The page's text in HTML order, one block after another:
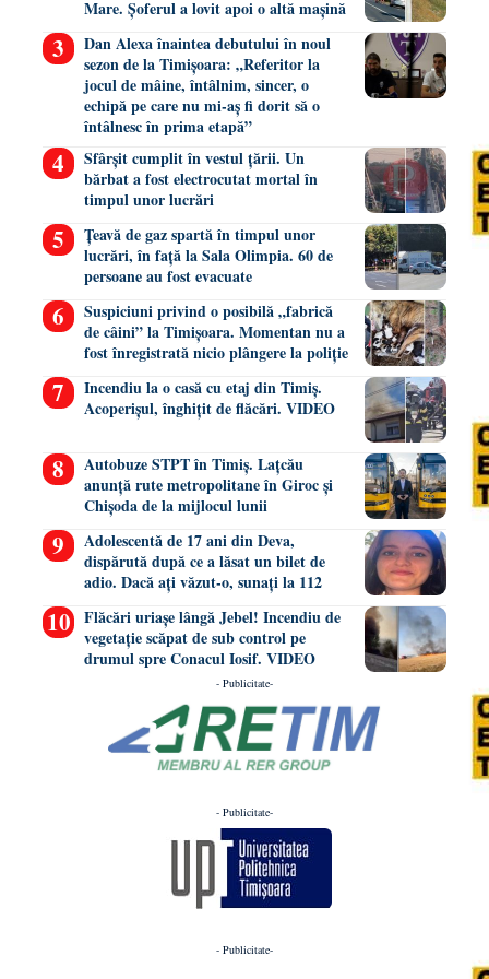
Mare. Șoferul a lovit apoi o altă mașină
Dan Alexa înaintea debutului în noul
sezon de la Timișoara: „Referitor la
jocul de mâine, întâlnim, sincer, o
echipă pe care nu mi-aș fi dorit să o
întâlnesc în prima etapă”
Sfârșit cumplit în vestul țării. Un
bărbat a fost electrocutat mortal în
timpul unor lucrări
Țeavă de gaz spartă în timpul unor
lucrări, în față la Sala Olimpia. 60 de
persoane au fost evacuate
Suspiciuni privind o posibilă „fabrică
de câini” la Timișoara. Momentan nu a
fost înregistrată nicio plângere la poliție
Incendiu la o casă cu etaj din Timiș.
Acoperișul, înghițit de flăcări. VIDEO
Autobuze STPT în Timiș. Lațcău
anunță rute metropolitane în Giroc și
Chișoda de la mijlocul lunii
Adolescentă de 17 ani din Deva,
dispărută după ce a lăsat un bilet de
adio. Dacă ați văzut-o, sunați la 112
Flăcări uriașe lângă Jebel! Incendiu de
vegetație scăpat de sub control pe
drumul spre Conacul Iosif. VIDEO
- Publicitate-
- Publicitate-
- Publicitate-